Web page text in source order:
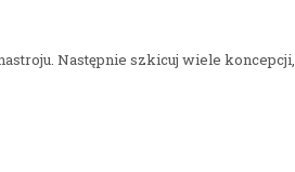
Następnie szkicuj wiele koncepcji,